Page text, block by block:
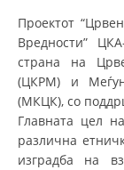
Проектот
Вредности”
страна на
(ЦКРМ) и
(МКЦК), со
Главната цел
различна
изградба на